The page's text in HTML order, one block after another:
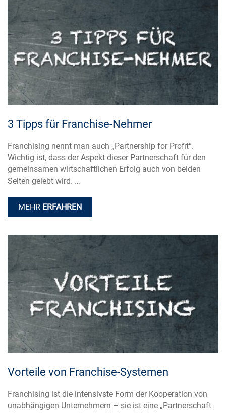
3 Tipps für Franchise-Nehmer
Franchising nennt man auch „Partnership for Profit“.
Wichtig ist, dass der Aspekt dieser Partnerschaft für den
gemeinsamen wirtschaftlichen Erfolg auch von beiden
Seiten gelebt wird. …
MEHR ERFAHREN
Vorteile von Franchise-Systemen
Franchising ist die intensivste Form der Kooperation von
unabhängigen Unternehmern – sie ist eine „Partnerschaft